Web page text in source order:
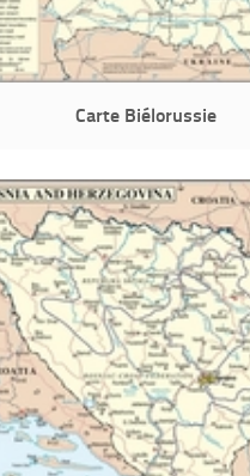
Carte Biélorussie